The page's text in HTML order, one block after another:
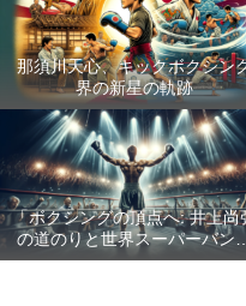
那須川天心、キックボクシン
界の新星の軌跡
「ボクシングの頂点へ: 井上尚
の道のりと世界スーパーバン
ム級統一戦の全貌」